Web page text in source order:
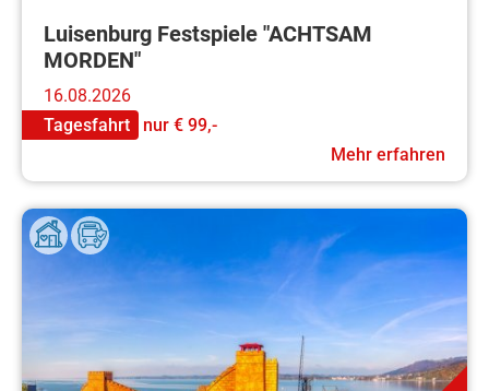
Luisenburg Festspiele "ACHTSAM
MORDEN"
16.08.2026
Tagesfahrt
nur € 99,-
Mehr erfahren